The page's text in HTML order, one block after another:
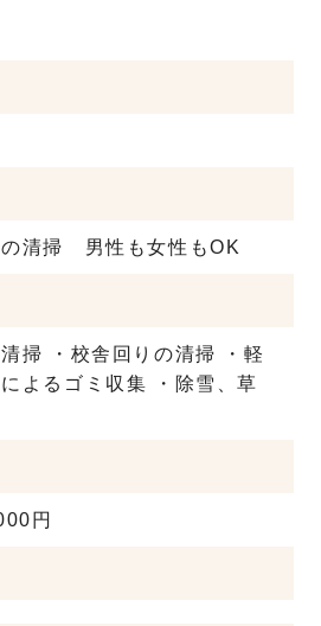
の清掃 男性も女性もOK
掃 ・校舎回りの清掃 ・軽
よるゴミ収集 ・除雪、草
円